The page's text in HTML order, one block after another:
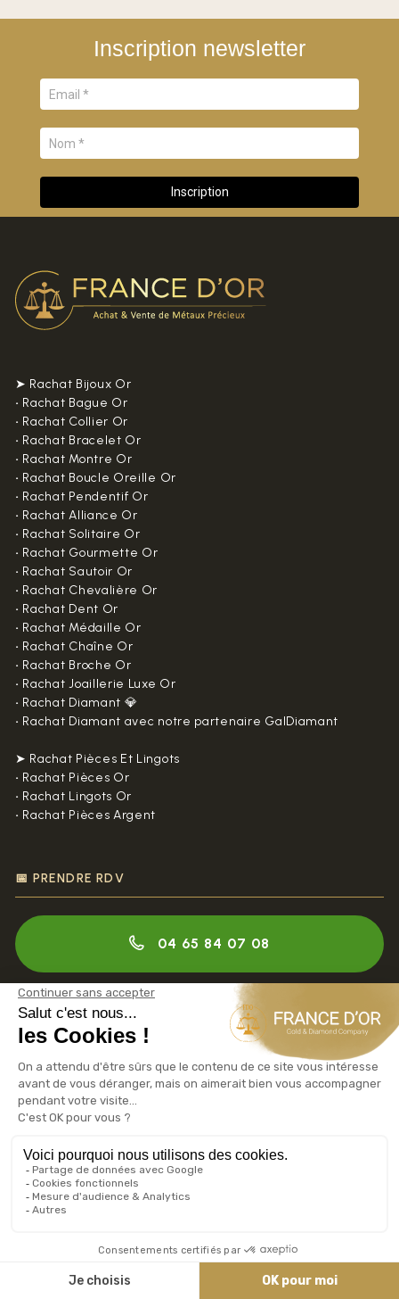
Inscription newsletter
➤ Rachat Bijoux Or
• Rachat Bague Or
• Rachat Collier Or
• Rachat Bracelet Or
• Rachat Montre Or
• Rachat Boucle Oreille Or
• Rachat Pendentif Or
• Rachat Alliance Or
• Rachat Solitaire Or
• Rachat Gourmette Or
• Rachat Sautoir Or
• Rachat Chevalière Or
• Rachat Dent Or
• Rachat Médaille Or
• Rachat Chaîne Or
• Rachat Broche Or
• Rachat Joaillerie Luxe Or
• Rachat Diamant 💎
• Rachat Diamant avec notre partenaire GalDiamant
➤ Rachat Pièces Et Lingots
• Rachat Pièces Or
• Rachat Lingots Or
• Rachat Pièces Argent
📅 PRENDRE RDV
04 65 84 07 08
🔔 NOUS SUIVRE
🛒 CATALOGUE
📖 NOTRE CATALOGUE
✅ NOUS REJOINDRE